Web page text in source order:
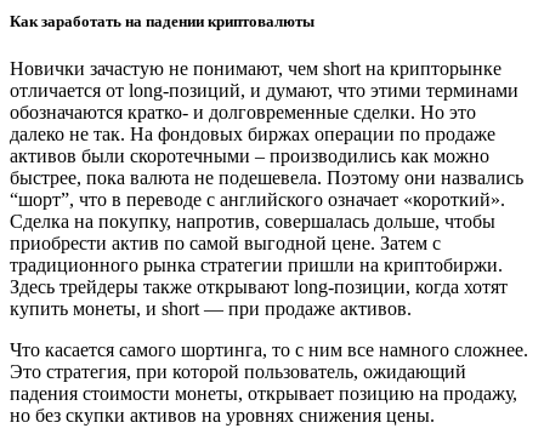
Как заработать на падении криптовалюты
Новички зачастую не понимают, чем short на крипторынке
отличается от long-позиций, и думают, что этими терминами
обозначаются кратко- и долговременные сделки. Но это
далеко не так. На фондовых биржах операции по продаже
активов были скоротечными – производились как можно
быстрее, пока валюта не подешевела. Поэтому они назвались
“шорт”, что в переводе с английского означает «короткий».
Сделка на покупку, напротив, совершалась дольше, чтобы
приобрести актив по самой выгодной цене. Затем с
традиционного рынка стратегии пришли на криптобиржи.
Здесь трейдеры также открывают long-позиции, когда хотят
купить монеты, и short — при продаже активов.
Что касается самого шортинга, то с ним все намного сложнее.
Это стратегия, при которой пользователь, ожидающий
падения стоимости монеты, открывает позицию на продажу,
но без скупки активов на уровнях снижения цены.